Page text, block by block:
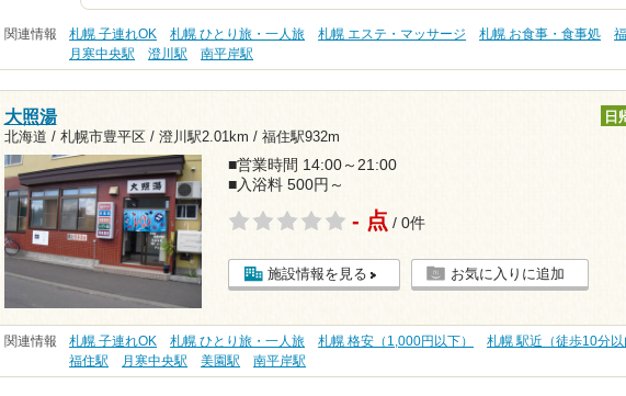
関連情報 札幌 子連れOK 札幌 ひとり旅・一人旅 札幌 エステ・マッサージ 札幌 お食事・食事処
月寒中央駅
澄川駅 南平岸駅
大照湯
北海道 / 札幌市豊平区 / 澄川駅2.01km / 福住駅932m
日
■営業時間 14:00～21:00
■入浴料 500円～
- 点 / 0件
施設情報を見る お気に入りに追加
関連情報 札幌 子連れOK 札幌 ひとり旅・一人旅 札幌 格安（1,000円以下）
札幌 駅近（徒歩10分以
福住駅
月寒中央駅 美園駅 南平岸駅